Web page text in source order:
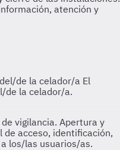
de la celador/a El
de la celador/a.
vigilancia. Apertura y
acceso, identificación,
los/las usuarios/as.